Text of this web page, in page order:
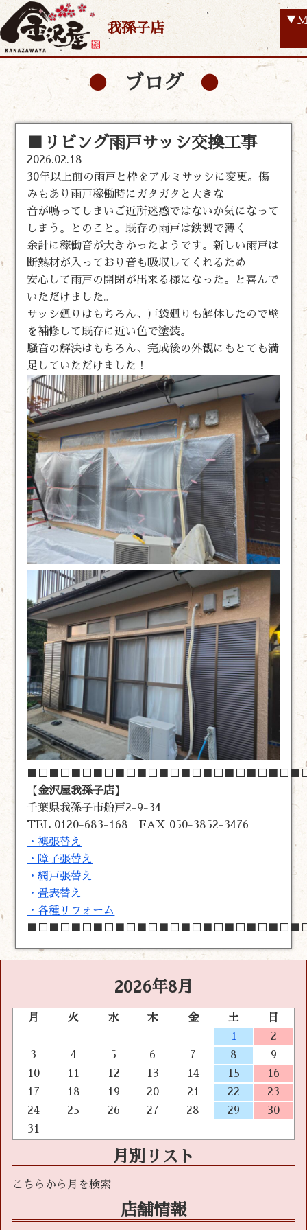
我孫子店
ブログ
■リビング雨戸サッシ交換工事
2026.02.18
30年以上前の雨戸と枠をアルミサッシに変更。傷
みもあり雨戸稼働時にガタガタと大きな
音が鳴ってしまいご近所迷惑ではないか気になって
しまう。とのこと。既存の雨戸は鉄製で薄く
余計に稼働音が大きかったようです。新しい雨戸は
断熱材が入っており音も吸収してくれるため
安心して雨戸の開閉が出来る様になった。と喜んで
いただけました。
サッシ廻りはもちろん、戸袋廻りも解体したので壁
を補修して既存に近い色で塗装。
騒音の解決はもちろん、完成後の外観にもとても満
足していただけました！
【 金沢屋我孫子店】
千葉県我孫子市船戸2-9-34
TEL 0120-683-168 FAX 050-3852-3476
・襖張替え
・障子張替え
・網戸張替え
・畳表替え
・各種リフォーム
2026年8月
月 火 水 木 金 土
日
1
2
3
4 5 6 7 8
9
10
11 12 13 14 15
16
17
18 19 20 21 22
23
24
25 26 27 28 29
30
31
月別リスト
店舗情報